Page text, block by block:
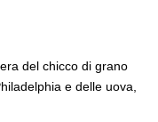
del chicco di grano
e delle uova,